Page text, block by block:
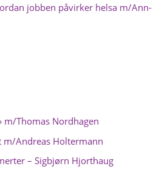
jobben påvirker helsa m/Ann-
m/Thomas Nordhagen
m/Andreas Holtermann
– Sigbjørn Hjorthaug